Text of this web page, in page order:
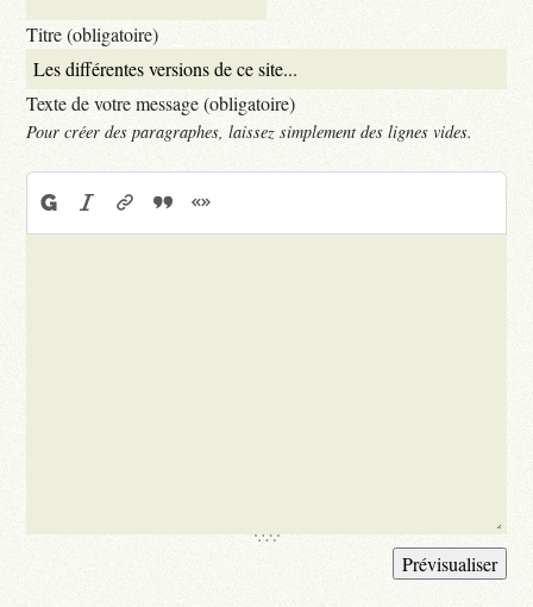
Titre (obligatoire)
Texte de votre message (obligatoire)
Pour créer des paragraphes, laissez simplement des lignes vides.